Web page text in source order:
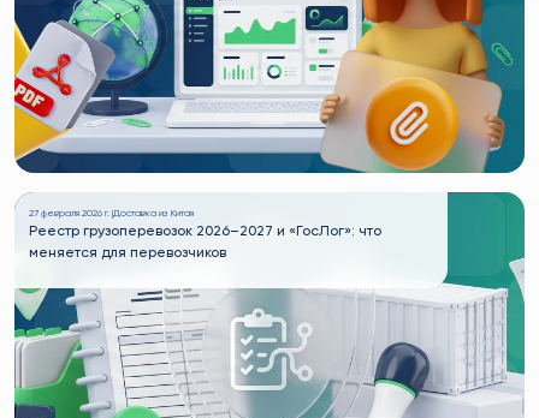
27 февраля 2026 г. | Доставка из Китая
Реестр грузоперевозок 2026–2027 и «ГосЛог»: что
меняется для перевозчиков